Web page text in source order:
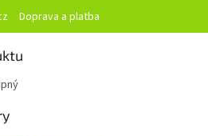
Doprava a platba